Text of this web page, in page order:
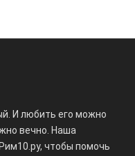
И любить его можно
вечно. Наша
чтобы помочь